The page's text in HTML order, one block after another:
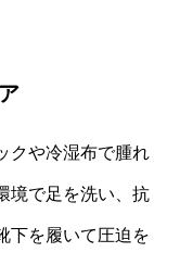
クや冷湿布で腫れ
境で足を洗い、抗
下を履いて圧迫を